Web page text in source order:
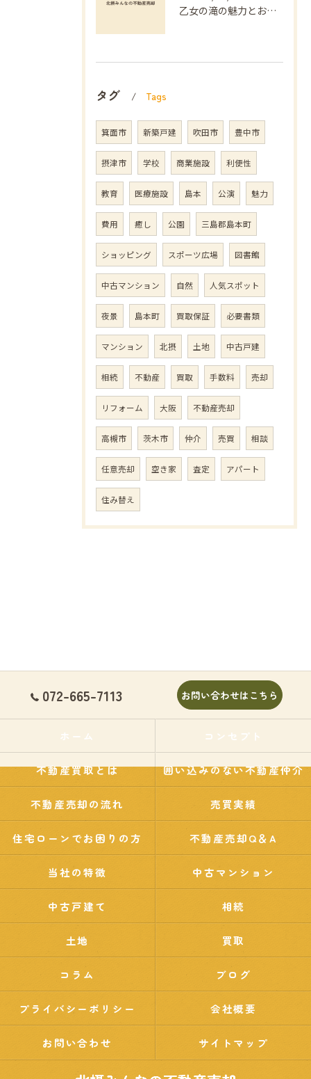
乙女の滝の魅力とおすすめ
タグ Tags
箕面市 新築戸建 吹田市 豊中市
摂津市 学校 商業施設 利便性
教育 医療施設 島本 公演 魅力
費用 癒し 公園 三島郡島本町
ショッピング スポーツ広場 図書館
中古マンション 自然 人気スポット
夜景 島本町 買取保証 必要書類
マンション 北摂 土地 中古戸建
相続 不動産 買取 手数料 売却
リフォーム 大阪 不動産売却
高槻市 茨木市 仲介 売買 相談
任意売却 空き家 査定 アパート
住み替え
072-665-7113 お問い合わせはこちら
ホーム コンセプト
不動産買取とは 囲い込みのない不動産仲介
不動産売却の流れ 売買実績
住宅ローンでお困りの方 不動産売却Q＆A
当社の特徴 中古マンション
中古戸建て 相続
土地 買取
コラム ブログ
プライバシーポリシー 会社概要
お問い合わせ サイトマップ